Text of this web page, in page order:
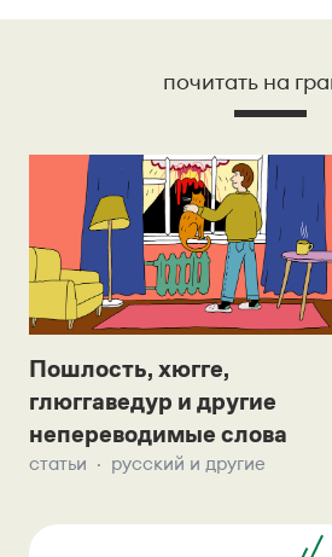
почитать на
Пошлость, хюгге,
глюггаведур и другие
непереводимые слова
статьи русский и другие